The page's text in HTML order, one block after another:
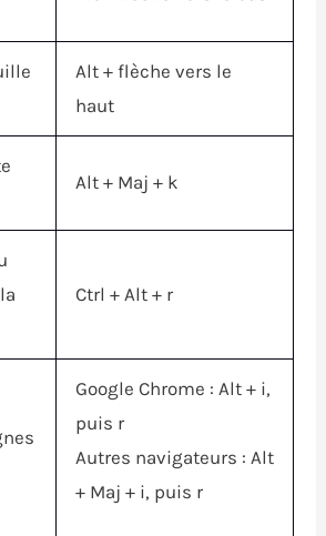
Alt + flèche vers le
haut
Alt + Maj + k
Ctrl + Alt + r
Google Chrome : Alt + i,
puis r
Autres navigateurs : Alt
+ Maj + i, puis r